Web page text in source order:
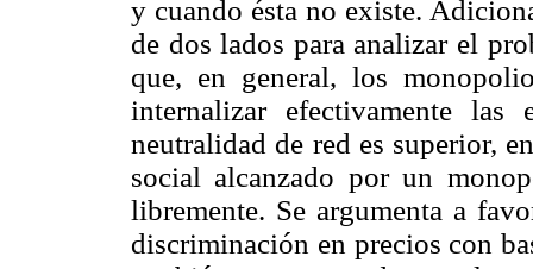
y cuando ésta no existe.
de dos lados para analizar el
que, en general, los
internalizar efectivamente
neutralidad de red es superior,
social alcanzado por un
libremente. Se argumenta a
discriminación en precios con